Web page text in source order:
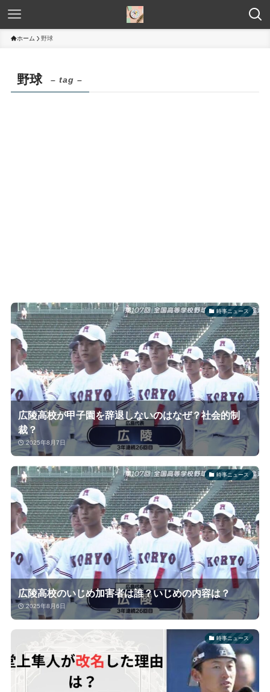
ホーム 野球
野球 – tag –
時事ニュース
広陵高校が甲子園を辞退しないのはなぜ？社会的制
裁？
2025年8月7日
時事ニュース
広陵高校のいじめ加害者は誰？いじめの内容は？
2025年8月6日
時事ニュース